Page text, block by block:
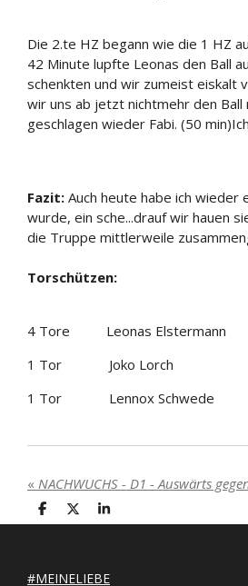
Die 2.te HZ begann wie die 1 HZ
42 Minute lupfte Leonas den Ball
schenkten und wir zumeist eiskalt
wir uns ab jetzt nichtmehr den Ball
geschlagen wieder Fabi. (50 min)
Fazit: Auch heute habe ich wieder
wurde, ein sche...drauf wir hauen
die Truppe mittlerweile
Torschützen:
4 Tore Leonas Elstermann
1 Tor Joko Lorch
1 Tor Lennox Schwede
« NACHWUCHS - D1 - Auswärts
T
e
n
T
e
n
T
e
n
#MEINELIEBE